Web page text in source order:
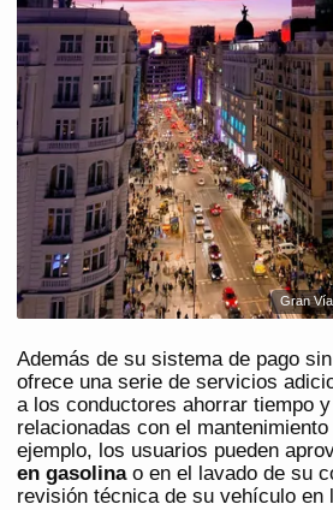
Gran
Además de su sistema de pago
ofrece una serie de servicios
a los conductores ahorrar tiempo
relacionadas con el
ejemplo, los usuarios pueden
en gasolinao en el lavado de su
revisión técnica de su vehículo en